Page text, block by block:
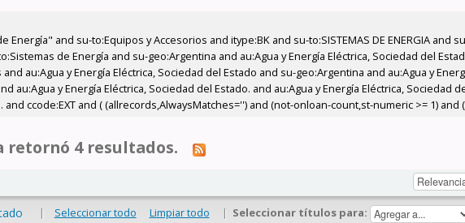
and su-to:Equipos y Accesorios and itype:BK and su-to:SISTEMAS DE ENERGIA and
de Energía and su-geo:Argentina and au:Agua y Energía Eléctrica, Sociedad del
au:Agua y Energía Eléctrica, Sociedad del Estado and su-geo:Argentina and au:Agua y
au:Agua y Energía Eléctrica, Sociedad del Estado. and au:Agua y Energía Eléctrica, Sociedad
and ccode:EXT and ( (allrecords,AlwaysMatches='') and (not-onloan-count,st-numeric >= 1) and
retornó 4 resultados.
| Seleccionar todo Limpiar todo | Seleccionar títulos para: